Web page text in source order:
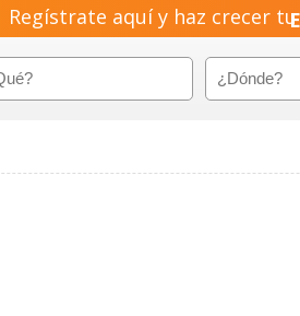
Regístrate aquí y haz crecer tu